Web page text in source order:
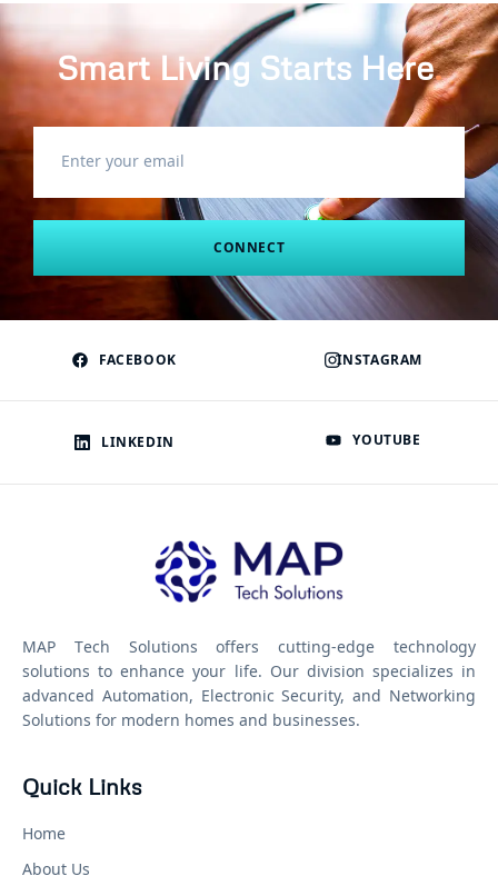
Smart Living Starts Here.
CONNECT
FACEBOOK INSTAGRAM
LINKEDIN YOUTUBE
MAP Tech Solutions offers cutting-edge technology
solutions to enhance your life. Our division specializes in
advanced Automation, Electronic Security, and Networking
Solutions for modern homes and businesses.
Quick Links
Home
About Us